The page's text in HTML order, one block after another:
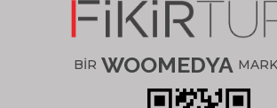
BİR WOOMEDYA